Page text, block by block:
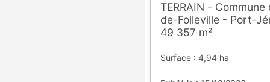
TERRAIN -
de-Folleville - Port-
49 357 m²
Surface : 4,94 ha